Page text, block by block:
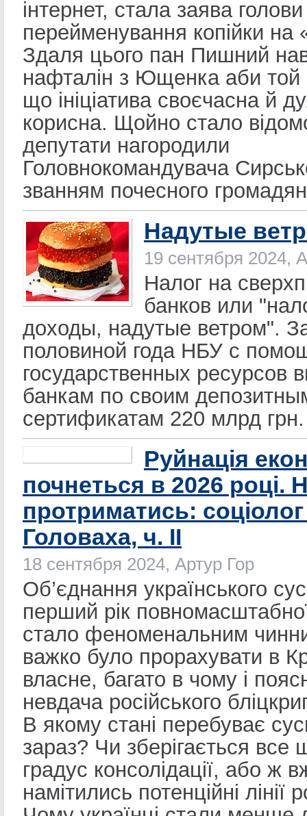
інтернет, стала заява
перейменування копійки на
Здаля цього пан Пишний
нафталін з Ющенка аби той
що ініціатива своєчасна й
корисна. Щойно стало
депутати нагородили
Головнокомандувача
званням почесного
Надутые
19 сентября 2024,
Налог на
банков или
доходы, надутые ветром".
половиной года НБУ с
государственных ресурсов
банкам по своим
сертификатам 220 млрд грн.
Руйнація
почнеться в 2026 році.
протриматись:
Головаха, ч. II
18 сентября 2024, Артур Гор
Об’єднання українського
перший рік
стало феноменальним
важко було прорахувати в
власне, багато в чому і
невдача російського
В якому стані перебуває
зараз? Чи зберігається все
градус консолідації, або ж
намітились потенційні лінії